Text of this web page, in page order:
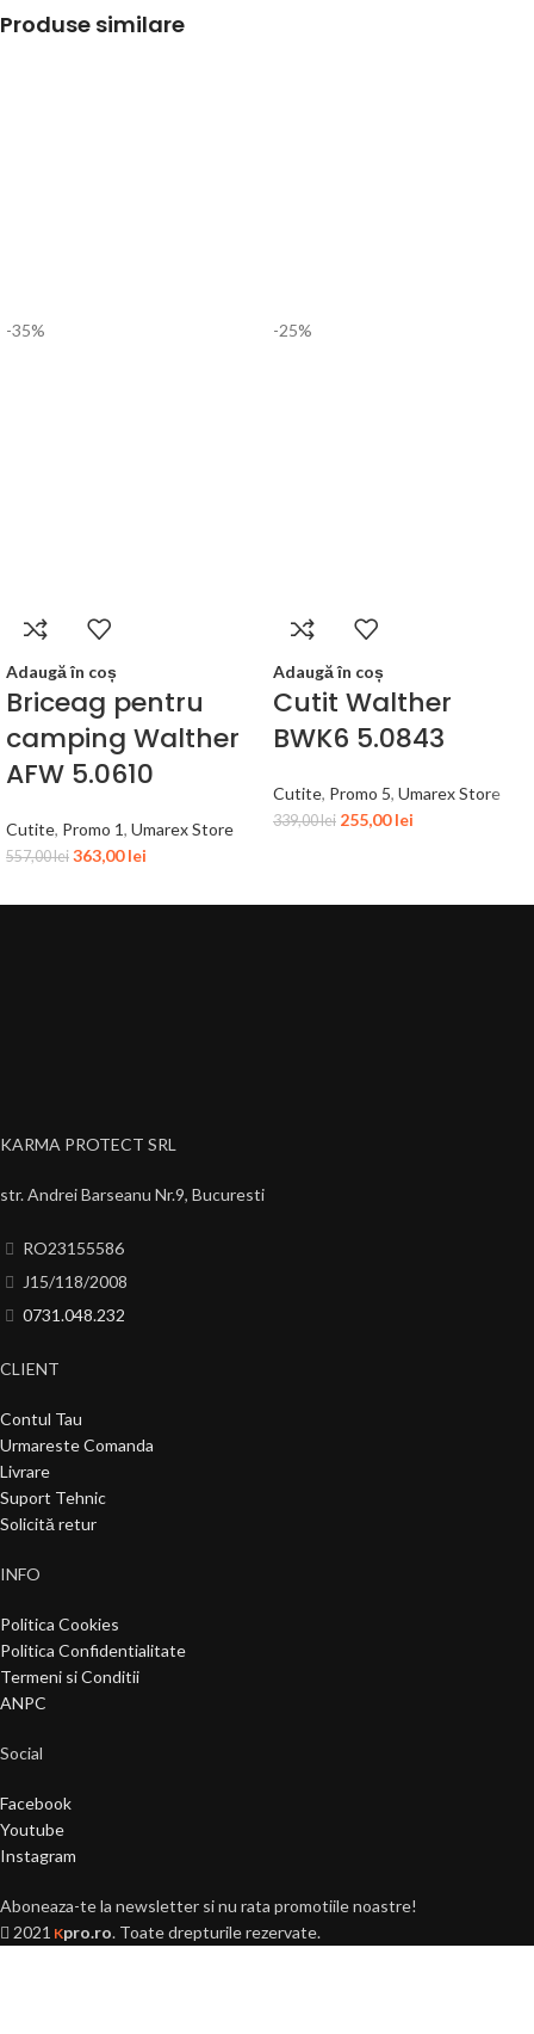
Produse similare
-35%
Adaugă în coș
Briceag pentru
camping Walther
AFW 5.0610
Cutite, Promo 1, Umarex Store
557,00lei 363,00lei
-25%
Adaugă în coș
Cutit Walther
BWK6 5.0843
Cutite, Promo 5, Umarex Store
339,00lei 255,00lei
KARMA PROTECT SRL
str. Andrei Barseanu Nr.9, Bucuresti
RO23155586
J15/118/2008
0731.048.232
CLIENT
Contul Tau
Urmareste Comanda
Livrare
Suport Tehnic
Solicită retur
INFO
Politica Cookies
Politica Confidentialitate
Termeni si Conditii
ANPC
Social
Facebook
Youtube
Instagram
Aboneaza-te la newsletter si nu rata promotiile noastre!
2021 Kpro.ro. Toate drepturile rezervate.